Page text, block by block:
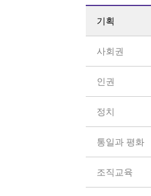
기획
사회권
인권
정치
통일과 평화
조직교육